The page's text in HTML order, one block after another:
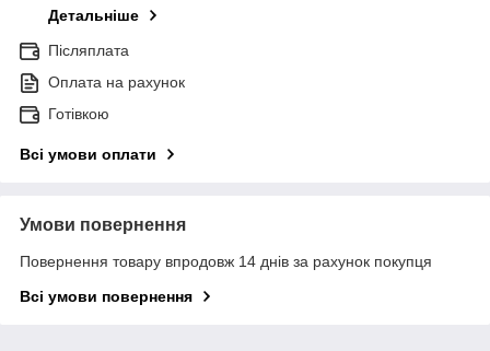
Детальніше
Післяплата
Оплата на рахунок
Готівкою
Всі умови оплати
Умови повернення
Повернення товару впродовж 14 днів за рахунок покупця
Всі умови повернення